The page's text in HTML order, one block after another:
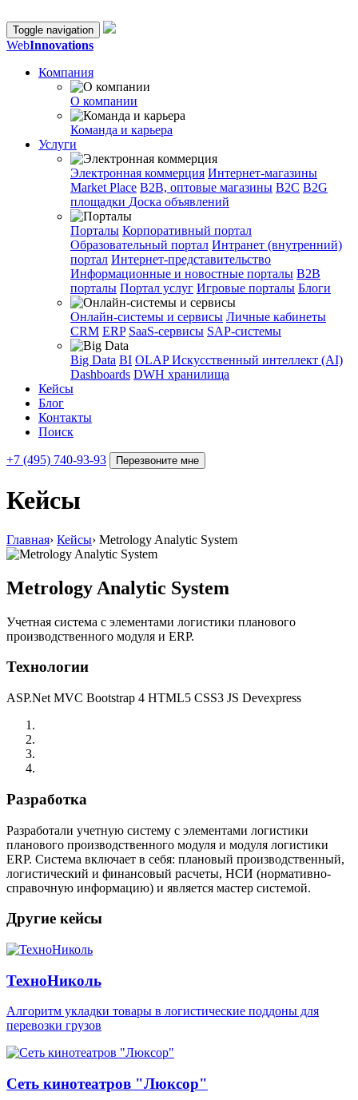
Toggle navigation
WebInnovations
Компания
О компании
Команда и карьера
Услуги
Электронная коммерция Интернет-магазины
Market Place B2B, оптовые магазины В2С B2G
площадки Доска объявлений
Порталы Корпоративный портал
Образовательный портал Интранет (внутренний)
портал Интернет-представительство
Информационные и новостные порталы B2B
порталы Портал услуг Игровые порталы Блоги
Онлайн-системы и сервисы Личные кабинеты
CRM ERP SaaS-сервисы SAP-системы
Big Data BI OLAPИскусственный интеллект (AI)
Dashboards DWH хранилища
Кейсы
Блог
Контакты
Поиск
+7 (495) 740-93-93 Перезвоните мне
Кейсы
Главная› Кейсы› Metrology Analytic System
Metrology Analytic System
Учетная система с элементами логистики планового
производственного модуля и ERP.
Технологии
ASP.Net MVC Bootstrap 4 HTML5 CSS3 JS Devexpress
Разработка
Разработали учетную систему с элементами логистики
планового производственного модуля и модуля логистики
ERP. Система включает в себя: плановый производственный,
логистический и финансовый расчеты, НСИ (нормативно-
справочную информацию) и является мастер системой.
Другие кейсы
ТехноНиколь
Aлгоритм укладки товары в логистические поддоны для
перевозки грузов
Сеть кинотеатров "Люксор"